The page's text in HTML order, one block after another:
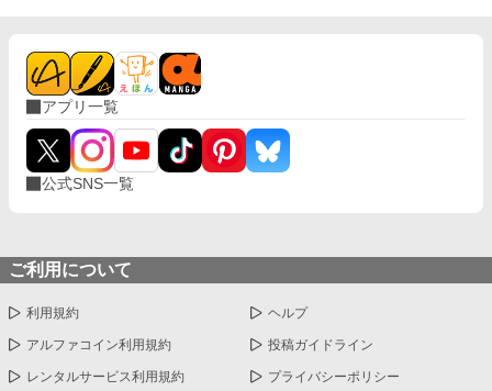
アプリ一覧
公式SNS一覧
ご利用について
利用規約 ヘルプ
アルファコイン利用規約 投稿ガイドライン
レンタルサービス利用規約 プライバシーポリシー